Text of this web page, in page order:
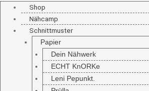
Shop
Nähcamp
Schnittmuster
Papier
Dein Nähwerk
ECHT KnORKe
Leni Pepunkt.